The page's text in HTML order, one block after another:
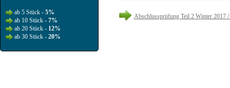
ab 5 Stück - 5%
ab 10 Stück - 7%
ab 20 Stück - 12%
ab 30 Stück - 20%
Abschlussprüfung Teil 2 Winter 2017